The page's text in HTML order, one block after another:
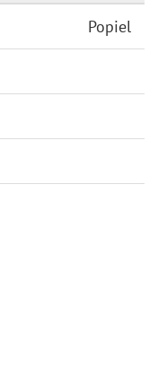
Popiel